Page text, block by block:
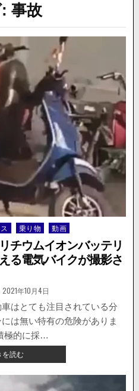
事故
乗り物 動画
チウムイオンバッテリ
る電気バイクが撮影さ
掲
載
日：
2021年10月4日
はとても注目されている分
は無い特有の危険がありま
極的に採…
を読む【こ
れ
か